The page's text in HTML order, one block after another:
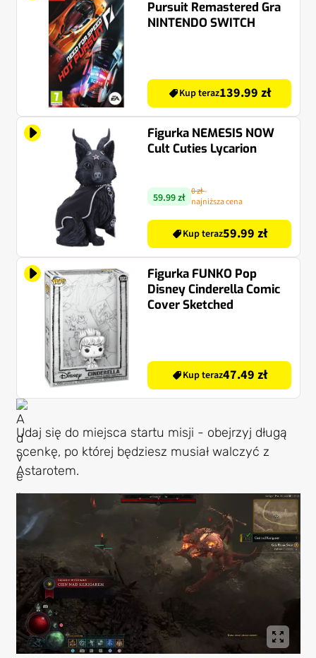
Pursuit Remastered Gra
NINTENDO SWITCH
Kup teraz139.99 zł
Figurka NEMESIS NOW
Cult Cuties Lycarion
59.99 zł 0 zł-
najniższa cena
Kup teraz59.99 zł
Figurka FUNKO Pop
Disney Cinderella Comic
Cover Sketched
Kup teraz47.49 zł
Udaj się do miejsca startu misji - obejrzyj długą
scenkę, po której będziesz musiał walczyć z
Astarotem.